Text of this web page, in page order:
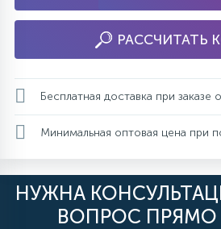
РАССЧИТАТЬ
Бесплатная доставка при заказе
Минимальная оптовая цена при
НУЖНА
ВОПРОС ПРЯМО